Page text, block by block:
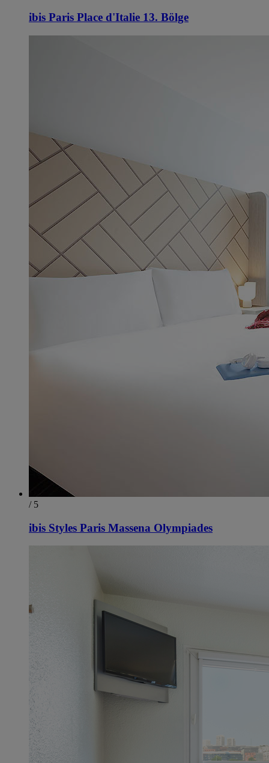
ibis Paris Place d'Italie 13. Bölge
/ 5
ibis Styles Paris Massena Olympiades